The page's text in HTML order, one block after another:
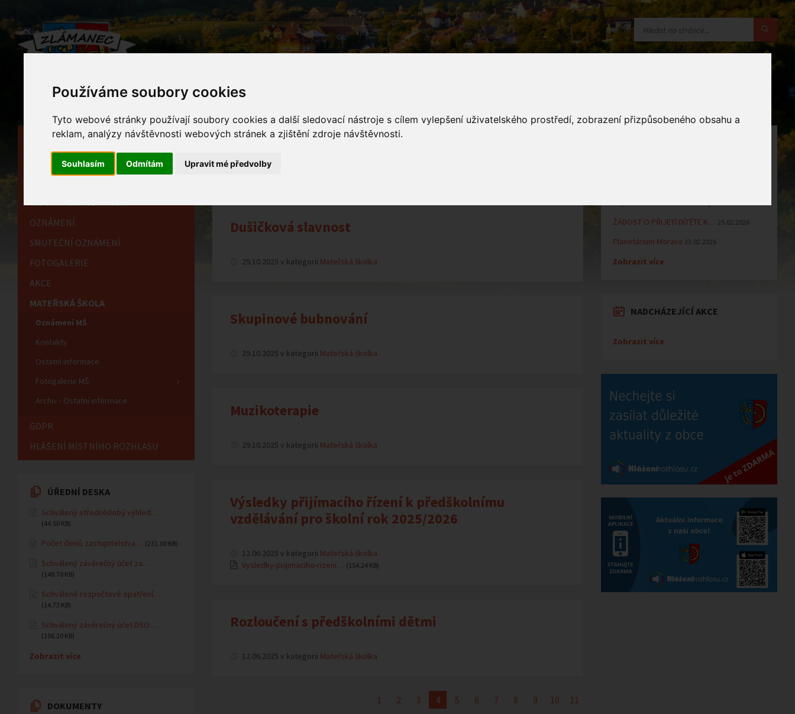
Používáme soubory cookies
Tyto webové stránky používají soubory cookies a další sledovací nástroje s cílem vylepšení uživatelského prostředí, zobrazení přizpůsobeného obsahu a
reklam, analýzy návštěvnosti webových stránek a zjištění zdroje návštěvnosti.
Souhlasím Odmítám Upravit mé předvolby
Dušičková slavnost
29.10.2025 v kategorii Mateřská školka
Skupinové bubnování
29.10.2025 v kategorii Mateřská školka
Muzikoterapie
29.10.2025 v kategorii Mateřská školka
Výsledky přijímacího řízení k předškolnímu
vzdělávání pro školní rok 2025/2026
12.06.2025 v kategorii Mateřská školka
Vysledky-prijimaciho-rizeni… (154.24 KB)
Rozloučení s předškolními dětmi
12.06.2025 v kategorii Mateřská školka
1 2 3 4 5 6 7 8 9 10 11
HLAVNÍ STRÁNKA
OBECNÍ ÚŘAD
INFORMAČNÍ CENTRUM
OZNÁMENÍ
SMUTEČNÍ OZNÁMENÍ
FOTOGALERIE
AKCE
MATEŘSKÁ ŠKOLA
Oznámení MŠ
Kontakty
Ostatní informace
Fotogalerie MŠ
Archiv - Ostatní informace
GDPR
HLÁŠENÍ MÍSTNÍHO ROZHLASU
ÚŘEDNÍ DESKA
Schválený střednědobý výhled…
(44.50 KB)
Počet členů zastupitelstva… (231.00 KB)
Schválený závěrečný účet za…
(148.78 KB)
Schválené rozpočtové opatření…
(14.73 KB)
Schválený závěrečný účet DSO…
(106.20 KB)
Zobrazit více
DOKUMENTY
ŽÁDOST O PŘIJETÍ DÍTĚTE K… 25.02.2026
Planetárium Morava 23.02.2026
Zobrazit více
NADCHÁZEJÍCÍ AKCE
Zobrazit více